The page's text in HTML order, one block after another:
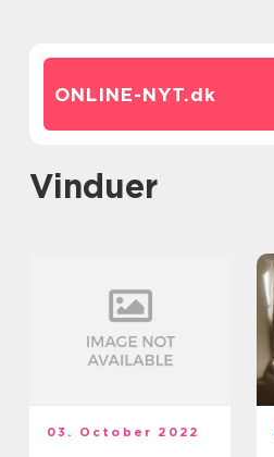
ONLINE-NYT.dk
vinduer
03. October 2022